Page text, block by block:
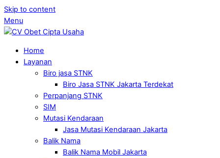
Skip to content
Menu
Home
Layanan
Biro jasa STNK
Biro Jasa STNK Jakarta Terdekat
Perpanjang STNK
SIM
Mutasi Kendaraan
Jasa Mutasi Kendaraan Jakarta
Balik Nama
Balik Nama Mobil Jakarta